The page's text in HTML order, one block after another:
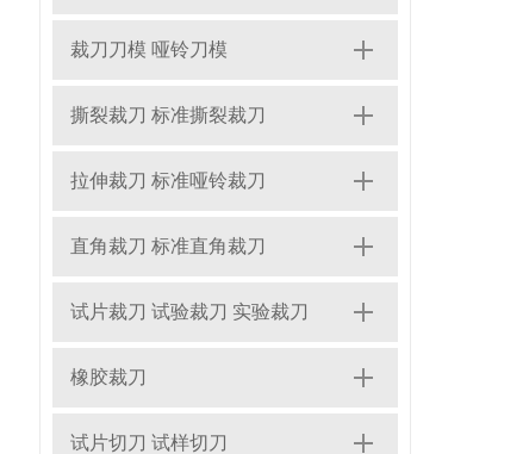
裁刀刀模 哑铃刀模
撕裂裁刀 标准撕裂裁刀
拉伸裁刀 标准哑铃裁刀
直角裁刀 标准直角裁刀
试片裁刀 试验裁刀 实验裁刀
橡胶裁刀
试片切刀 试样切刀